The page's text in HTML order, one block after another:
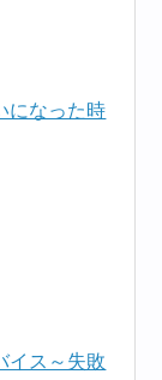
になった時
イス～失敗